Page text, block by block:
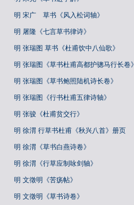
明 宋广 草书《风入松词轴》
明 屠隆《七言草书律诗》
明 张瑞图 草书《杜甫饮中八仙歌》
明 张瑞图《草书杜甫高都护骢马行长卷》
明 张瑞图《草书鲍照陆机诗长卷》
明 张瑞图《行书杜甫五律诗轴》
明 张骏《杜甫贫交行》
明 徐渭 行草书杜甫《秋兴八首》册页
明 徐渭《草书白燕诗卷》
明 徐渭《行草应制咏剑轴》
明 文徵明《苦疡帖》
明 文徵明《草书诗卷》